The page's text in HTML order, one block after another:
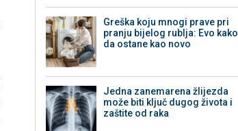
Greška koju mnogi prave pri
pranju bijelog rublja: Evo kako
da ostane kao novo
Jedna zanemarena žlijezda
može biti ključ dugog života i
zaštite od raka